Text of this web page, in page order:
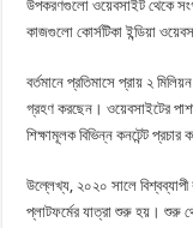
উপকরণগুলো ওয়েবসাইট থেকে
কাজগুলো কোর্সটিকা ইন্ডিয়া
বর্তমানে প্রতিমাসে প্রায় ২
গ্রহণ করছেন। ওয়েবসাইটের
শিক্ষামূলক বিভিন্ন কনটেন্ট প্রচার
উল্লেখ্য, ২০২০ সালে বিশ্বব্যাপী
প্লাটফর্মের যাত্রা শুরু হয়। শুরু